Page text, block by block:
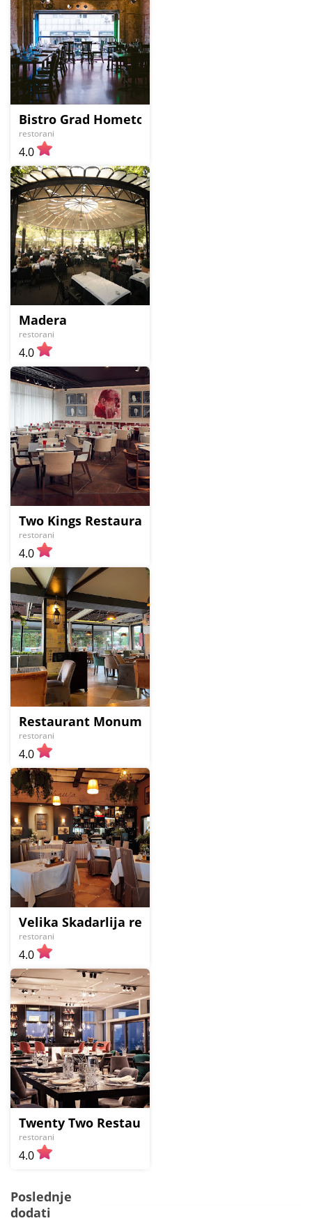
Bistro Grad Hometown Food
restorani
4.0
Madera
restorani
4.0
Two Kings Restaurant by Hilton
restorani
4.0
Restaurant Monument
restorani
4.0
Velika Skadarlija restaurant
restorani
4.0
Twenty Two Restaurant
restorani
4.0
Poslednje
dodati